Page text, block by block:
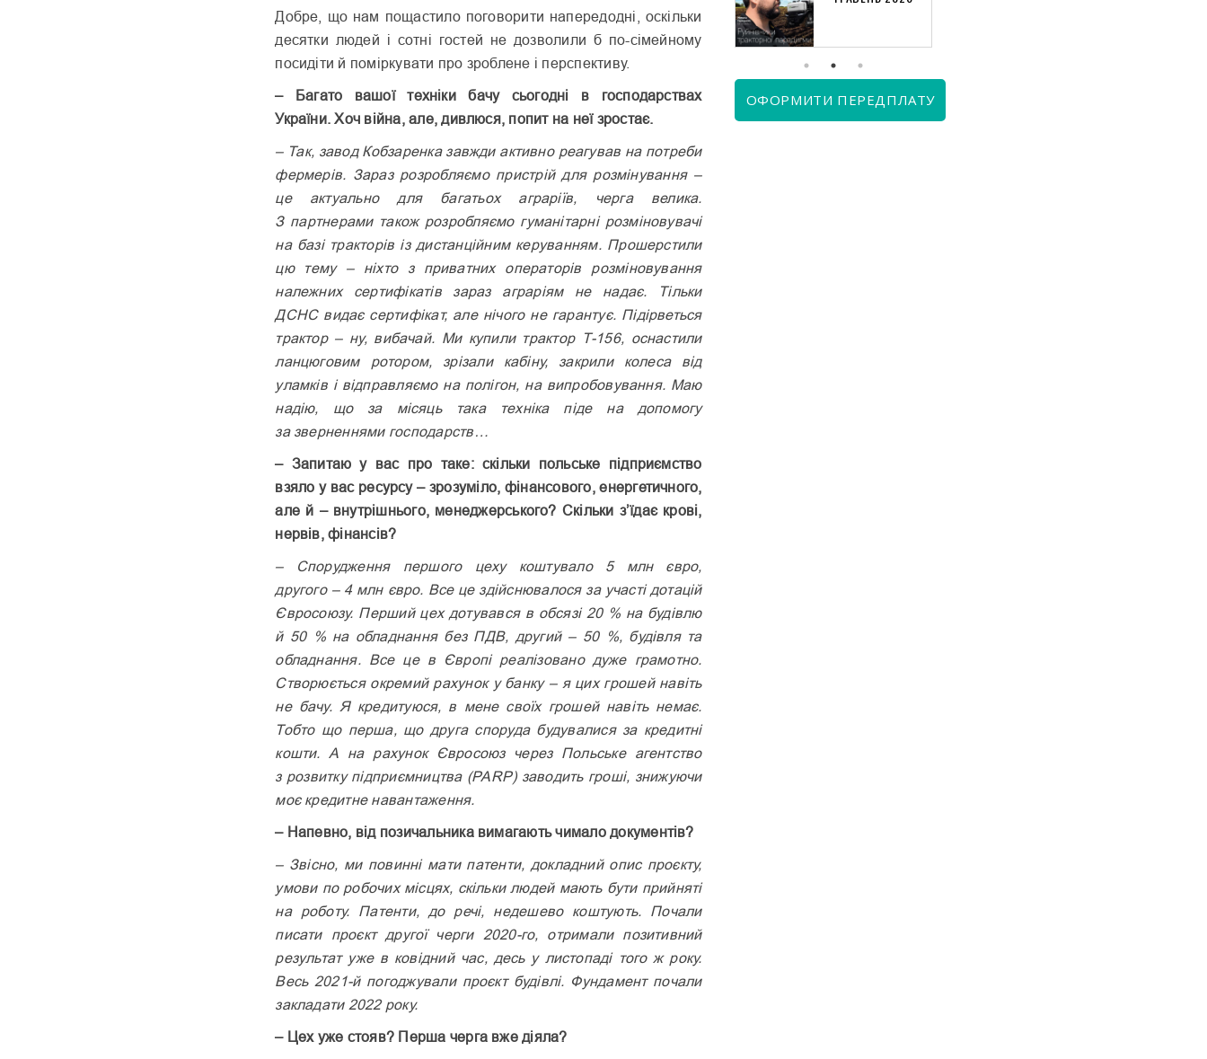
Добре, що нам пощастило поговорити напередодні, оскільки
десятки людей і сотні гостей не дозволили б по-сімейному
посидіти й поміркувати про зроблене і перспективу.
– Багато вашої техніки бачу сьогодні в господарствах
України. Хоч війна, але, дивлюся, попит на неї зростає.
– Так, завод Кобзаренка завжди активно реагував на потреби
фермерів. Зараз розробляємо пристрій для розмінування –
це актуально для багатьох аграріїв, черга велика.
З партнерами також розробляємо гуманітарні розміновувачі
на базі тракторів із дистанційним керуванням. Прошерстили
цю тему – ніхто з приватних операторів розміновування
належних сертифікатів зараз аграріям не надає. Тільки
ДСНС видає сертифікат, але нічого не гарантує. Підірветься
трактор – ну, вибачай. Ми купили трактор Т-156, оснастили
ланцюговим ротором, зрізали кабіну, закрили колеса від
уламків і відправляємо на полігон, на випро­бовування. Маю
надію, що за місяць така техніка піде на допомогу
за зверненнями господарств…
– Запитаю у вас про таке: скільки польське підприємство
взяло у вас ресурсу – зрозуміло, фінансового, енергетичного,
але й – внутрішнього, менеджерського? Скільки з’їдає крові,
нервів, фінансів?
– Спорудження першого цеху коштувало 5 млн євро,
другого – 4 млн євро. Все це здійснювалося за участі дотацій
Євросоюзу. Перший цех дотувався в обсязі 20 % на будівлю
й 50 % на обладнання без ПДВ, другий – 50 %, будівля та
обладнання. Все це в Європі реалізовано дуже грамотно.
Створюється окремий рахунок у банку – я цих грошей навіть
не бачу. Я кредитуюся, в мене своїх грошей навіть немає.
Тобто що перша, що друга споруда будувалися за кредитні
кошти. А на рахунок Євросоюз через Польське агентство
з розвитку підприємництва (PARP) заводить гроші, знижуючи
моє кредитне навантаження.
– Напевно, від позичальника вимагають чимало документів?
– Звісно, ми повинні мати патенти, докладний опис проєкту,
умови по робочих місцях, скільки людей мають бути прийняті
на роботу. Патенти, до речі, недешево коштують. Почали
писати проєкт другої черги 2020-го, отримали позитивний
результат уже в ковідний час, десь у листопаді того ж року.
Весь 2021-й погоджували проєкт будівлі. Фундамент почали
закладати 2022 року.
– Цех уже стояв? Перша черга вже діяла?
ОФОРМИТИ ПЕРЕДПЛАТУ